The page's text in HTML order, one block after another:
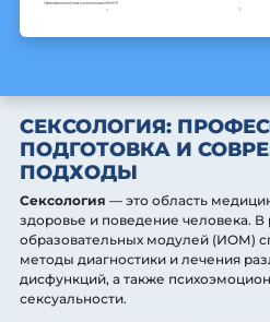
СЕКСОЛОГИЯ:
ПОДГОТОВКА И
ПОДХОДЫ
Сексология — это область
здоровье и поведение человека. В
образовательных модулей (ИОМ)
методы диагностики и лечения
дисфункций, а также
сексуальности.